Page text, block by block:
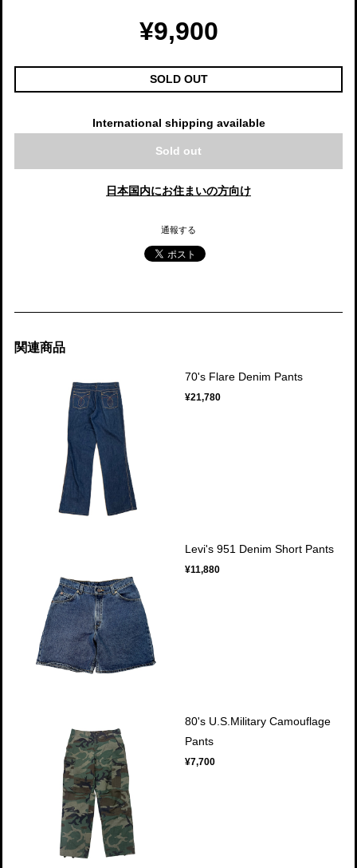
¥9,900
SOLD OUT
International shipping available
Sold out
日本国内にお住まいの方向け
通報する
関連商品
70's Flare Denim Pants
¥21,780
Levi's 951 Denim Short Pants
¥11,880
80's U.S.Military Camouflage
Pants
¥7,700